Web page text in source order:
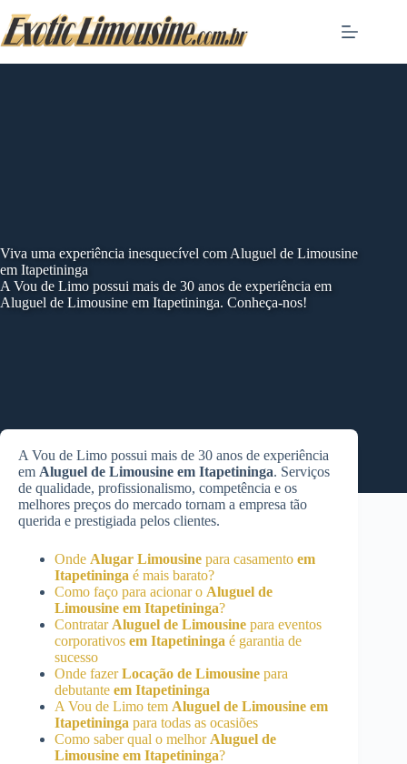
to
content
Viva uma experiência inesquecível com Aluguel de Limousine
em Itapetininga
A Vou de Limo possui mais de 30 anos de experiência em
Aluguel de Limousine em Itapetininga. Conheça-nos!
A Vou de Limo possui mais de 30 anos de experiência
em Aluguel de Limousine em Itapetininga. Serviços
de qualidade, profissionalismo, competência e os
melhores preços do mercado tornam a empresa tão
querida e prestigiada pelos clientes.
Onde Alugar Limousine para casamento em
Itapetininga é mais barato?
Como faço para acionar o Aluguel de
Limousine em Itapetininga?
Contratar Aluguel de Limousine para eventos
corporativos em Itapetininga é garantia de
sucesso
Onde fazerLocação de Limousine para
debutante em Itapetininga
A Vou de Limo tem Aluguel de Limousine em
Itapetininga para todas as ocasiões
Como saber qual o melhor Aluguel de
Limousine em Itapetininga?